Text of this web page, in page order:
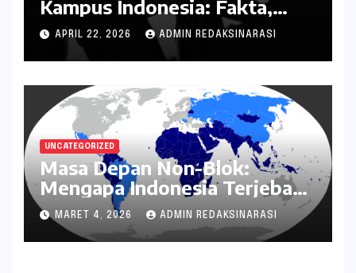
Kampus Indonesia: Fakta,
Pola Berulang, dan Tantangan
Penanganannya
APRIL 22, 2026 ADMIN REDAKSINARASI
UNCATEGORIZED
Masa Depan Non-Blok:
Mengapa Indonesia Terjebak
dalam Mode Bertahan?
MARET 4, 2026 ADMIN REDAKSINARASI